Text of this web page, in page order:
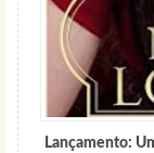
Lançamento: